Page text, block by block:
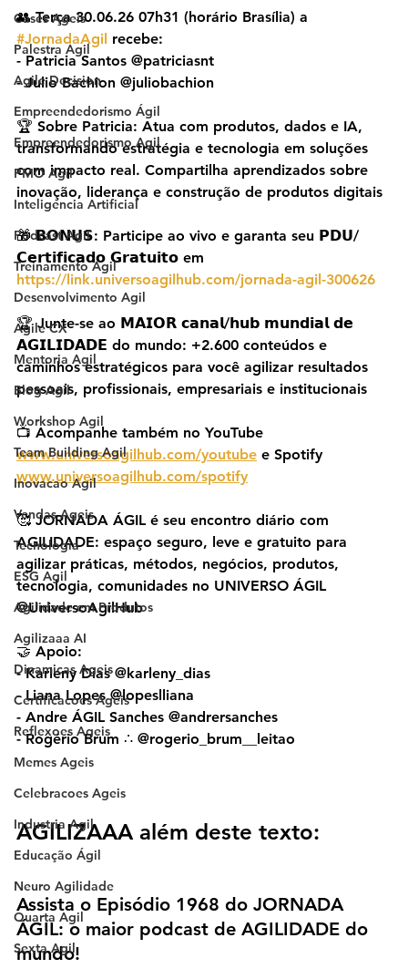
Cases Ageis
Palestra Agil
Agile Decision
Empreendedorismo Ágil
Empreendedorismo Agil
PMO Agil
Inteligencia Artificial
Podcast Agil
Treinamento Agil
Desenvolvimento Agil
Agile CX
Mentoria Agil
Blog Agil
Workshop Agil
Team Building Agil
Inovacao Agil
Vendas Ageis
Tecnologia
ESG Agil
Agilidade em Produtos
Agilizaaa AI
Dinamicas Ageis
Certificacoes Ageis
Reflexoes Ageis
Memes Ageis
Celebracoes Ageis
Industria Agil
Educação Ágil
Neuro Agilidade
Quarta Agil
Sexta Agil
👥 Terça 30.06.26 07h31 (horário Brasília) a
#JornadaAgil recebe:
- Patricia Santos @patriciasnt
- Julio Bachion @juliobachion
🏆 Sobre Patricia: Atua com produtos, dados e IA,
transformando estratégia e tecnologia em soluções
com impacto real. Compartilha aprendizados sobre
inovação, liderança e construção de produtos digitais
🎁 𝗕𝗢𝗡𝗨𝗦: Participe ao vivo e garanta seu 𝗣𝗗𝗨/
𝗖𝗲𝗿𝘁𝗶𝗳𝗶𝗰𝗮𝗱𝗼 𝗚𝗿𝗮𝘁𝘂𝗶𝘁𝗼 em
https://link.universoagilhub.com/jornada-agil-300626
🏆 Junte-se ao 𝗠𝗔𝗜𝗢𝗥 𝗰𝗮𝗻𝗮𝗹/𝗵𝘂𝗯 𝗺𝘂𝗻𝗱𝗶𝗮𝗹 𝗱𝗲
𝗔𝗚𝗜𝗟𝗜𝗗𝗔𝗗𝗘 do mundo: +2.600 conteúdos e
caminhos estratégicos para você agilizar resultados
pessoais, profissionais, empresariais e institucionais
📺 Acompanhe também no YouTube
www.universoagilhub.com/youtube e Spotify
www.universoagilhub.com/spotify
🥰 JORNADA ÁGIL é seu encontro diário com
AGILIDADE: espaço seguro, leve e gratuito para
agilizar práticas, métodos, negócios, produtos,
tecnologia, comunidades no UNIVERSO ÁGIL
@UniversoAgilHub
🤝 Apoio:
- Karleny Dias @karleny_dias
- Liana Lopes @lopeslliana
- Andre ÁGIL Sanches @andrersanches
- Rogério Brum ∴ @rogerio_brum__leitao
AGILIZAAA além deste texto:
Assista o Episódio 1968 do JORNADA
ÁGIL: o maior podcast de AGILIDADE do
mundo!